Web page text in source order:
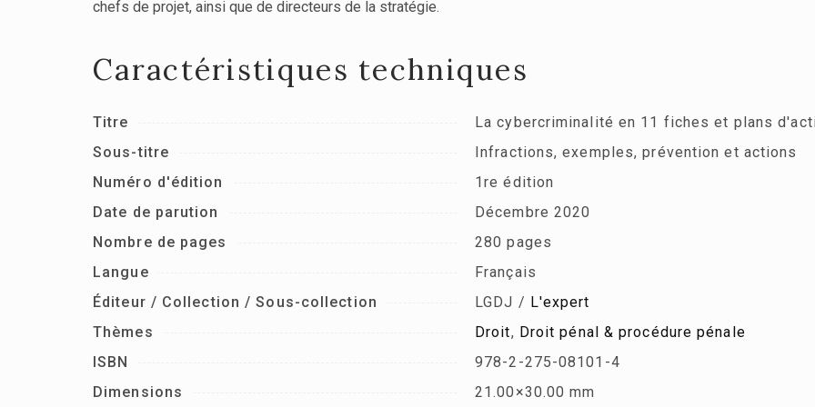
chefs de projet, ainsi que de directeurs de la stratégie.
Caractéristiques techniques
Titre
La cybercriminalité en 11 fiches et plans
Sous-titre
Infractions, exemples, prévention et actions
Numéro d'édition
1re édition
Date de parution
Décembre 2020
Nombre de pages
280 pages
Langue
Français
Éditeur / Collection / Sous-collection
LGDJ / L'expert
Thèmes
Droit, Droit pénal & procédure pénale
ISBN
978-2-275-08101-4
Dimensions
21.00×30.00 mm